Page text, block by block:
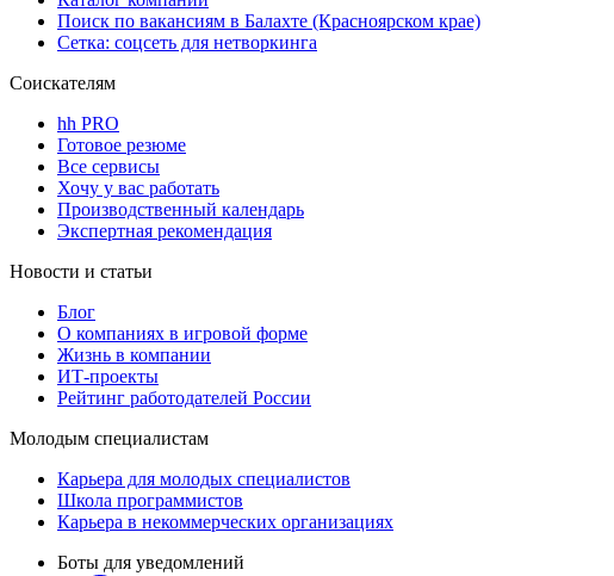
Поиск по вакансиям в Балахте (Красноярском крае)
Сетка: соцсеть для нетворкинга
Соискателям
hh PRO
Готовое резюме
Все сервисы
Хочу у вас работать
Производственный календарь
Экспертная рекомендация
Новости и статьи
Блог
О компаниях в игровой форме
Жизнь в компании
ИТ-проекты
Рейтинг работодателей России
Молодым специалистам
Карьера для молодых специалистов
Школа программистов
Карьера в некоммерческих организациях
Боты для уведомлений